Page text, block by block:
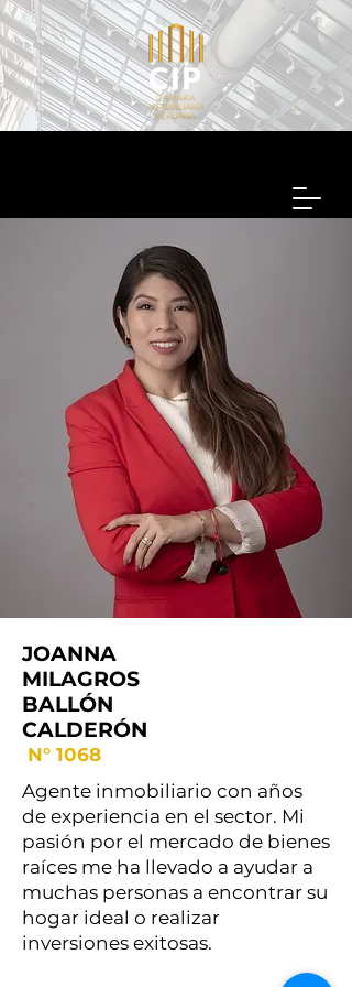
JOANNA
MILAGROS
BALLÓN
CALDERÓN
N° 1068
Agente inmobiliario con años
de experiencia en el sector. Mi
pasión por el mercado de bienes
raíces me ha llevado a ayudar a
muchas personas a encontrar su
hogar ideal o realizar
inversiones exitosas.